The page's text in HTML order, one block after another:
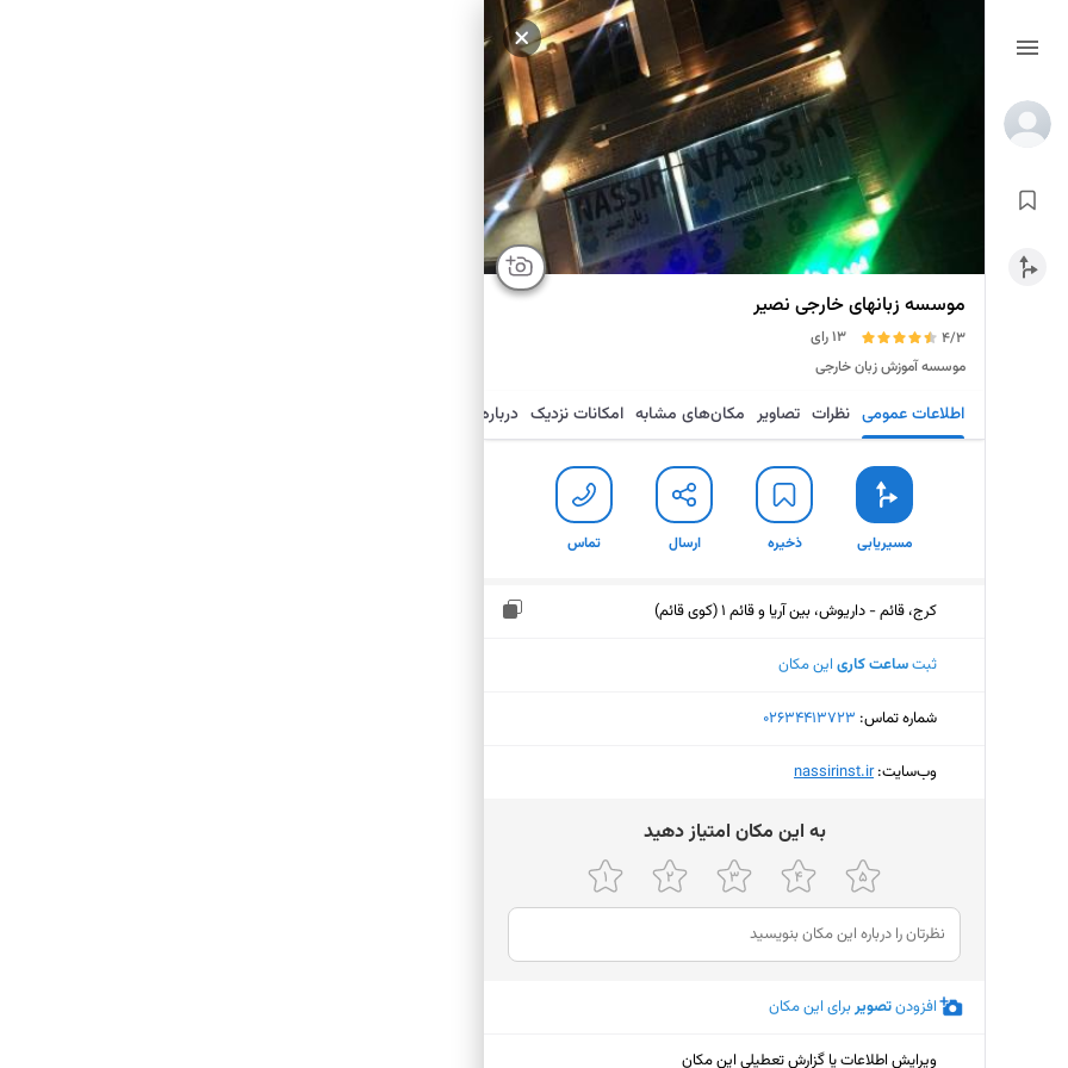
موسسه زبانهای خارجی نصیر
4/3
13 رای
موسسه آموزش زبان خارجی
اطلاعات عمومی نظرات تصاویر مکان‌های مشابه امکانات نزدیک درباره
مسیریابی ذخیره ارسال تماس
کرج، قائم - داریوش، بین آریا و قائم 1 (کوی قائم)
ثبتساعت کاری این مکان
شماره تماس: ‎02634413723
وب‌سایت:‎nassirinst.ir
ﺑﻪ اﯾﻦ ﻣﮑﺎن اﻣﺘﯿﺎز دﻫﯿﺪ
افزودنتصویربرای این مکان
ویرایش اطلاعات یا گزارش تعطیلی این مکان